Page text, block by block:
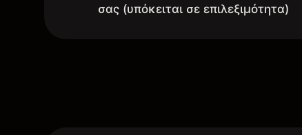
σας (υπόκειται σε επιλεξιμότητα)